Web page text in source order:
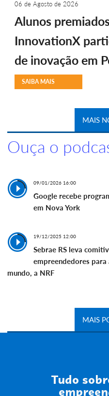
06 de Agosto de 2026
Alunos
InnovationX
de inovação em
SAIBA MAIS
MAIS
Ouça o
09/01/2026 16:00
Google recebe
em Nova York
19/12/2025 12:00
Sebrae RS leva
empreendedores
mundo, a NRF
MAIS